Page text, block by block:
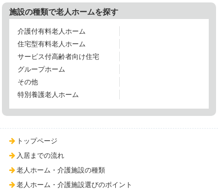
施設の種類で老人ホームを探す
介護付有料老人ホーム
住宅型有料老人ホーム
サービス付高齢者向け住宅
グループホーム
その他
特別養護老人ホーム
トップページ
入居までの流れ
老人ホーム・介護施設の種類
老人ホーム・介護施設選びのポイント